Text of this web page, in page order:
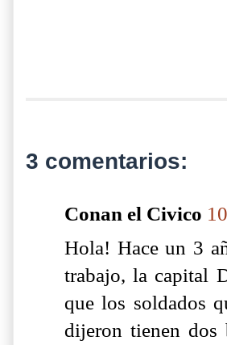
3 comentarios:
Conan el Civico
Hola! Hace un 3
trabajo, la capital
que los soldados
dijeron tienen dos